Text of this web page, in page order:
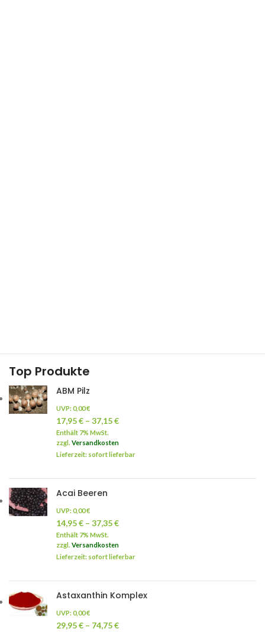
Top Produkte
ABM Pilz
UVP:0,00€
17,95€ – 37,15€
Enthält 7% MwSt.
zzgl. Versandkosten
Lieferzeit: sofort lieferbar
Acai Beeren
UVP:0,00€
14,95€ – 37,35€
Enthält 7% MwSt.
zzgl. Versandkosten
Lieferzeit: sofort lieferbar
Astaxanthin Komplex
UVP:0,00€
29,95€ – 74,75€